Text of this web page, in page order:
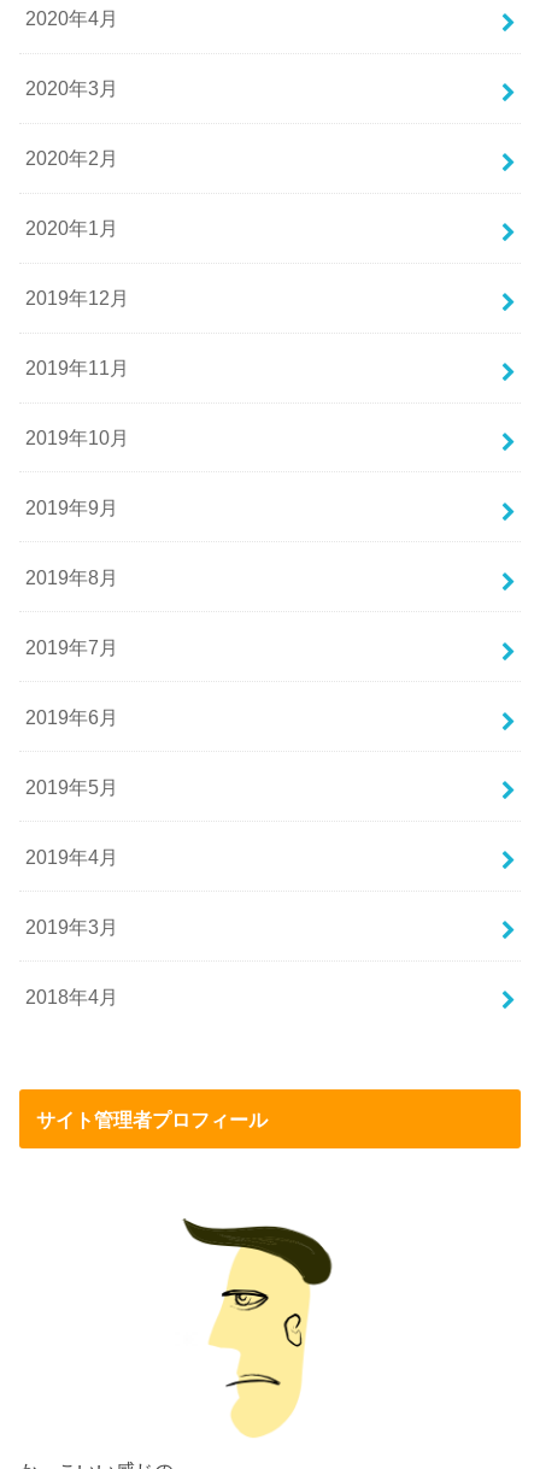
2020年4月
2020年3月
2020年2月
2020年1月
2019年12月
2019年11月
2019年10月
2019年9月
2019年8月
2019年7月
2019年6月
2019年5月
2019年4月
2019年3月
2018年4月
サイト管理者プロフィール